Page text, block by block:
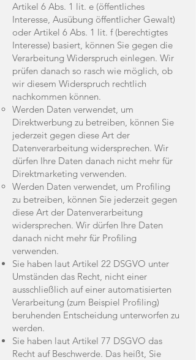
Artikel 6 Abs. 1 lit. e (öffentliches
Interesse, Ausübung öffentlicher Gewalt)
oder Artikel 6 Abs. 1 lit. f (berechtigtes
Interesse) basiert, können Sie gegen die
Verarbeitung Widerspruch einlegen. Wir
prüfen danach so rasch wie möglich, ob
wir diesem Widerspruch rechtlich
nachkommen können.
Werden Daten verwendet, um
Direktwerbung zu betreiben, können Sie
jederzeit gegen diese Art der
Datenverarbeitung widersprechen. Wir
dürfen Ihre Daten danach nicht mehr für
Direktmarketing verwenden.
Werden Daten verwendet, um Profiling
zu betreiben, können Sie jederzeit gegen
diese Art der Datenverarbeitung
widersprechen. Wir dürfen Ihre Daten
danach nicht mehr für Profiling
verwenden.
Sie haben laut Artikel 22 DSGVO unter
Umständen das Recht, nicht einer
ausschließlich auf einer automatisierten
Verarbeitung (zum Beispiel Profiling)
beruhenden Entscheidung unterworfen zu
werden.
Sie haben laut Artikel 77 DSGVO das
Recht auf Beschwerde. Das heißt, Sie